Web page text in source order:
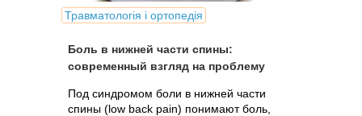
Травматологія і ортопедія
Боль в нижней части спины:
современный взгляд на проблему
Под синдромом боли в нижней части
спины (low back pain) понимают боль,